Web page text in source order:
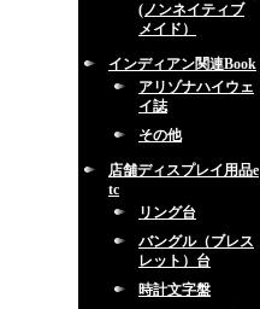
(ノンネイティブ
メイド）
インディアン関連Book
アリゾナハイウェ
イ誌
その他
店舗ディスプレイ用品e
tc
リング台
バングル（ブレス
レット）台
時計文字盤